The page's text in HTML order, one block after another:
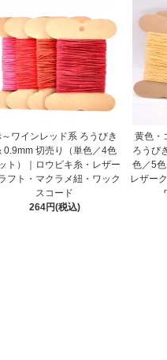
ワインレッド系 ろうびき
0.9mm 切売り（単色／4色
ト）｜ロウビキ糸・レザー
フト・マクラメ紐・ワック
スコード
264円(税込)
黄色・
ろうび
色／5
レザー